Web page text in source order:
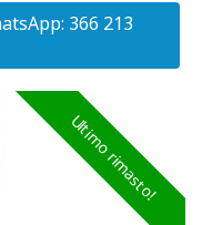
366 213
Ultimo rimasto!